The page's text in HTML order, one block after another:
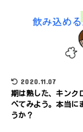
2020.11.07
期は熟した、キンク
べてみよう。本当に
うか？